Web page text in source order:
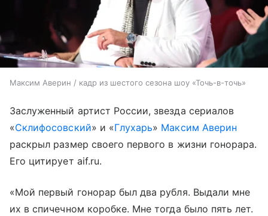
Максим Аверин / кадр из шестого сезона шоу «Точь-в-точь»
Заслуженный артист России, звезда сериалов
«Склифосовский» и «Глухарь» Максим Аверин
раскрыл размер своего первого в жизни гонорара.
Его цитирует aif.ru.
«Мой первый гонорар был два рубля. Выдали мне
их в спичечном коробке. Мне тогда было пять лет.